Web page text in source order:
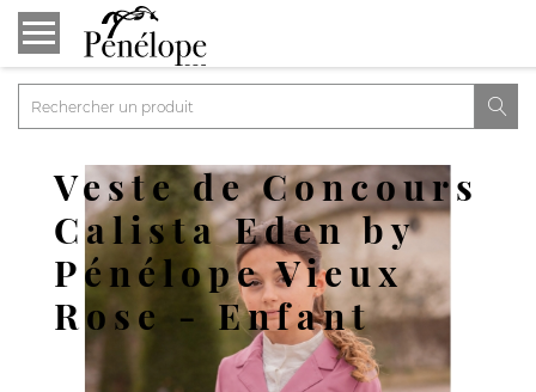

Veste de Concours
Calista Eden by
Pénélope Vieux
Rose - Enfant